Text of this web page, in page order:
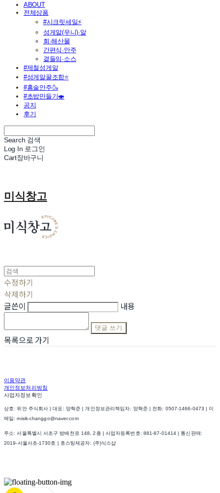
ABOUT
전체상품
#시크릿세일⚡
성게알(우니)·알
회·해산물
간편식·안주
곁들임·소스
#제철성게알
#성게알꿀조합⭐
#홈술안주🍶
#초밥만들기🍣
공지
후기
Search 검색
Log In 로그인
Cart장바구니
미식창고
수정하기
삭제하기
글쓴이
내용
댓글 쓰기
목록으로 가기
이용약관
개인정보처리방침
사업자정보확인
상호: 위안 주식회사 | 대표: 양혁준 | 개인정보관리책임자: 양혁준 | 전화: 0507-1466-0473 | 이
메일: misik-changgo@naver.com
주소: 서울특별시 서초구 방배천로 148, 2층 | 사업자등록번호: 881-87-01414 | 통신판매:
2019-서울서초-1730호
| 호스팅제공자: (주)식스샵